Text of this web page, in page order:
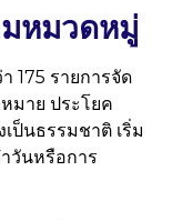
หมวดหมู่
175 รายการจัด
มาย ประโยค
ป็นธรรมชาติ เริ่ม
วันหรือการ